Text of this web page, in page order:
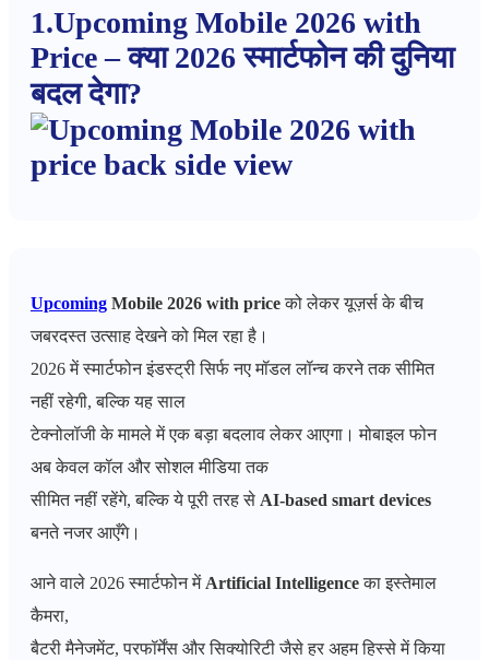
1.Upcoming Mobile 2026 with
Price – क्या 2026 स्मार्टफोन की दुनिया
बदल देगा?
Upcoming Mobile 2026 with priceको लेकर यूज़र्स के बीच
जबरदस्त उत्साह देखने को मिल रहा है।
2026 में स्मार्टफोन इंडस्ट्री सिर्फ नए मॉडल लॉन्च करने तक सीमित
नहीं रहेगी, बल्कि यह साल
टेक्नोलॉजी के मामले में एक बड़ा बदलाव लेकर आएगा। मोबाइल फोन
अब केवल कॉल और सोशल मीडिया तक
सीमित नहीं रहेंगे, बल्कि ये पूरी तरह से AI-based smart devices
बनते नजर आएँगे।
आने वाले 2026 स्मार्टफोन मेंArtificial Intelligenceका इस्तेमाल
कैमरा,
बैटरी मैनेजमेंट, परफॉर्मेंस और सिक्योरिटी जैसे हर अहम हिस्से में किया